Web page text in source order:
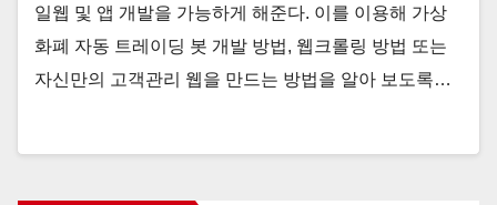
일웹 및 앱 개발을 가능하게 해준다. 이를 이용해 가상
화폐 자동 트레이딩 봇 개발 방법, 웹크롤링 방법 또는
자신만의 고객관리 웹을 만드는 방법을 알아 보도록…